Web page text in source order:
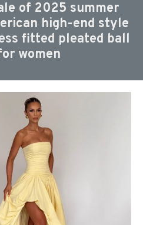
of 2025 summer
high-end style
fitted pleated ball
women